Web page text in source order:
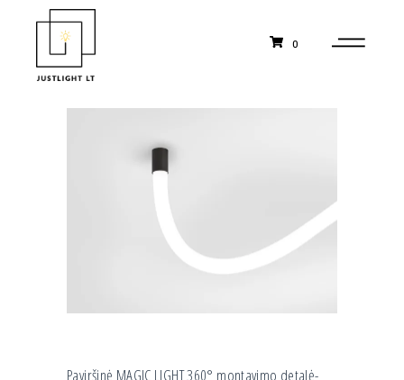
0
Paviršinė MAGIC LIGHT 360° montavimo detalė-